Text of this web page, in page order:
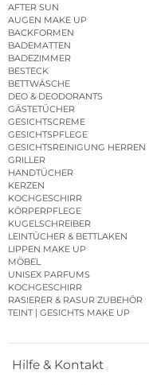
AFTER SUN
AUGEN MAKE UP
BACKFORMEN
BADEMATTEN
BADEZIMMER
BESTECK
BETTWÄSCHE
DEO & DEODORANTS
GÄSTETÜCHER
GESICHTSCREME
GESICHTSPFLEGE
GESICHTSREINIGUNG HERREN
GRILLER
HANDTÜCHER
KERZEN
KOCHGESCHIRR
KÖRPERPFLEGE
KUGELSCHREIBER
LEINTÜCHER & BETTLAKEN
LIPPEN MAKE UP
MÖBEL
UNISEX PARFUMS
KOCHGESCHIRR
RASIERER & RASUR ZUBEHÖR
TEINT | GESICHTS MAKE UP
Hilfe & Kontakt